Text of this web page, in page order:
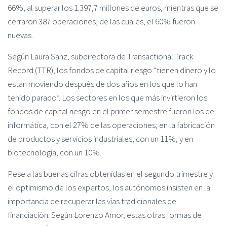
66%, al superar los 1.397,7 millones de euros, mientras que se
cerraron 387 operaciones, de las cuales, el 60% fueron
nuevas.
Según Laura Sanz, subdirectora de Transactional Track
Record (TTR), los fondos de capital riesgo “tienen dinero y lo
están moviendo después de dos años en los que lo han
tenido parado”. Los sectores en los que más invirtieron los
fondos de capital riesgo en el primer semestre fueron los de
informática, con el 27% de las operaciones; en la fabricación
de productos y servicios industriales, con un 11%, y en
biotecnología, con un 10%.
Pese a las buenas cifras obtenidas en el segundo trimestre y
el optimismo de los expertos, los autónomos insisten en la
importancia de recuperar las vías tradicionales de
financiación. Según Lorenzo Amor, estas otras formas de